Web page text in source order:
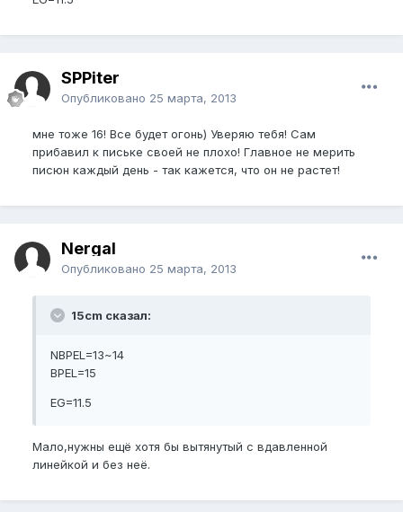
SPPiter
Опубликовано 25 марта, 2013
мне тоже 16! Все будет огонь) Уверяю тебя! Сам
прибавил к письке своей не плохо! Главное не мерить
писюн каждый день - так кажется, что он не растет!
Nergal
Опубликовано 25 марта, 2013
15cm сказал:
NBPEL=13~14
BPEL=15
EG=11.5
Мало,нужны ещё хотя бы вытянутый с вдавленной
линейкой и без неё.